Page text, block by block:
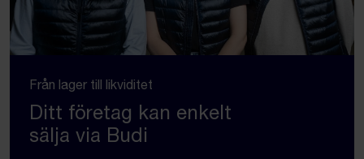
Från lager till likviditet
Ditt företag kan enkelt
sälja via Budi